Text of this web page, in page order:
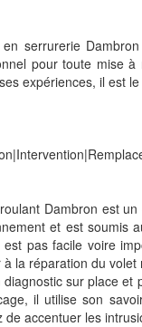
en serrurerie
pour toute mise
expériences, il est
Dambron est
et est soumis
pas facile voire
à la réparation du volet
diagnostic sur place et
il utilise son
de accentuer les